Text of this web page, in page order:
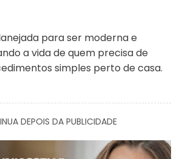
para ser moderna e
a vida de quem precisa de
simples perto de casa.
DEPOIS DA PUBLICIDADE